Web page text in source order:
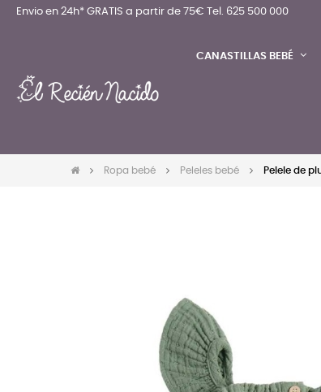
Envio en 24h* GRATIS a partir de 75€ Tel. 625 500 000
CANASTILLAS BEBÉ
Ropa bebé Peleles bebé Pelele de